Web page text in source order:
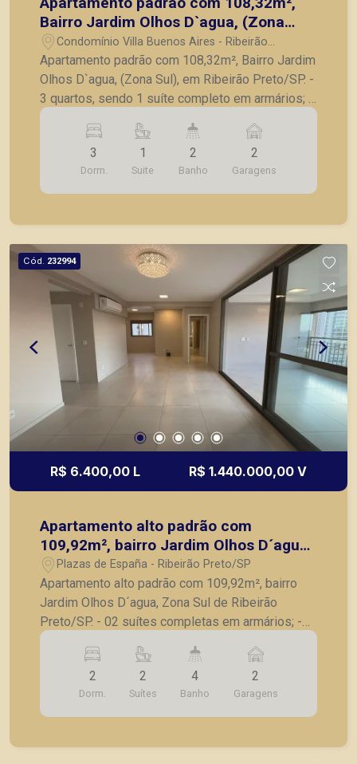
Bairro Jardim Olhos D`agua, (Zona
Sul), em Ribeirão Preto/SP.
Condomínio Villa Buenos Aires - Ribeirão
Preto/SP
Apartamento padrão com 108,32m², Bairro Jardim
Olhos D`agua, (Zona Sul), em Ribeirão Preto/SP. -
3 quartos, sendo 1 suíte completo em armários; -
Lavabo; - Sala para 2 ambientes; - Cozinha
planejada; - Lavanderia; - Varanda gourmet
fechada em vidro; - 2 vagas de garagem. A
Piramid tem como objetivo atender seus clientes
com agilidade e segurança, em locação, vendas
Preto.
3
Dorm.
1
Suite
2
Banho
2
Garagens
Cód. 232994
R$ 6.400,00 L R$ 1.440.000,00 V
Apartamento alto padrão com
109,92m², bairro Jardim Olhos D´agua,
Zona Sul de Ribeirão Preto/SP.
Plazas de España - Ribeirão Preto/SP
Apartamento alto padrão com 109,92m², bairro
Jardim Olhos D´agua, Zona Sul de Ribeirão
Preto/SP. - 02 suítes completas em armários; -
Sala para 2 ambientes; - Lavabo; - Varanda
gourmet com churrasqueira e fechada em vidro; -
Cozinha com armários planejados; - Lavanderia; -
2 vagas de garagem. A Piramid tem como
objetivo atender seus clientes com agilidade e
2
Dorm.
2
Suítes
4
Banho
2
Garagens